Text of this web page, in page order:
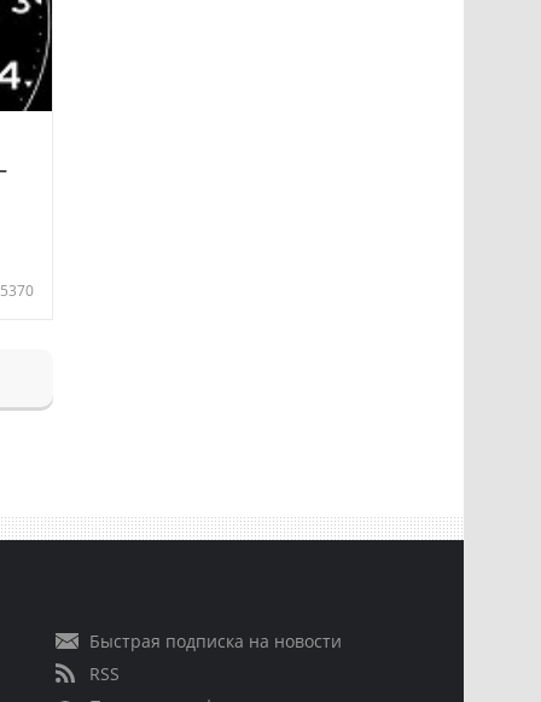
5370
Быстрая подписка на новости
RSS